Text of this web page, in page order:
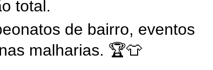
total.
de bairro, eventos
malharias. 🏆👕